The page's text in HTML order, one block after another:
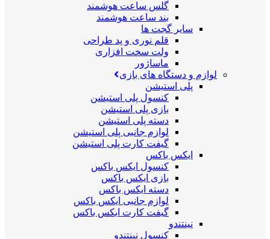
گلس ساعت هوشمند
بند ساعت هوشمند
سایر گجت ها
قلم نوری و پد طراحی
ولت سخت افزاری
ماساژور
لوازم و دستگاه های بازی
پلی استیشن
کنسول پلی استیشن
بازی پلی استیشن
دسته پلی استیشن
لوازم جانبی پلی استیشن
گیفت کارت پلی استیشن
ایکس باکس
کنسول ایکس باکس
بازی ایکس باکس
دسته ایکس باکس
لوازم جانبی ایکس باکس
گیفت کارت ایکس باکس
نینتندو
کنسول نینتندو